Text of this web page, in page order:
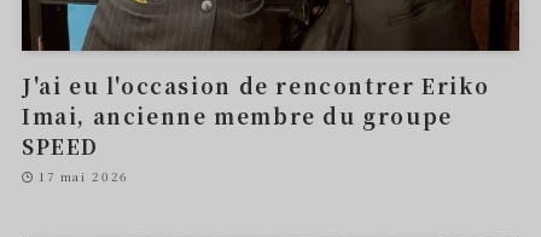
J'ai eu l'occasion de rencontrer Eriko
Imai, ancienne membre du groupe
SPEED
17 mai 2026